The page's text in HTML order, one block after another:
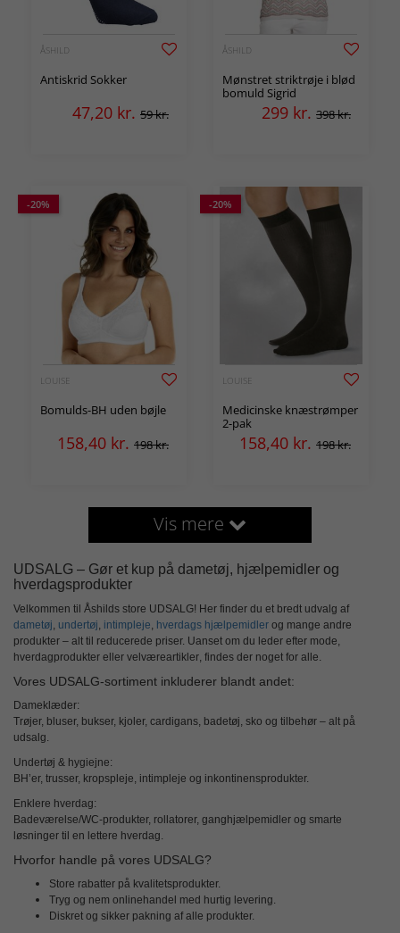
ÅSHILD
Antiskrid Sokker
47,20 kr. 59 kr.
ÅSHILD
Mønstret striktrøje i blød
bomuld Sigrid
299 kr. 398 kr.
-20%
LOUISE
Bomulds-BH uden bøjle
158,40 kr. 198 kr.
-20%
LOUISE
Medicinske knæstrømper
2-pak
158,40 kr. 198 kr.
Vis mere
UDSALG – Gør et kup på dametøj, hjælpemidler og
hverdagsprodukter
Velkommen til Åshilds store UDSALG! Her finder du et bredt udvalg af
dametøj, undertøj, intimpleje, hverdags hjælpemidler og mange andre
produkter – alt til reducerede priser. Uanset om du leder efter mode,
hverdagprodukter eller velværeartikler, findes der noget for alle.
Vores UDSALG-sortiment inkluderer blandt andet:
Dameklæder:
Trøjer, bluser, bukser, kjoler, cardigans, badetøj, sko og tilbehør – alt på
udsalg.
Undertøj & hygiejne:
BH’er, trusser, kropspleje, intimpleje og inkontinensprodukter.
Enklere hverdag:
Badeværelse/WC-produkter, rollatorer, ganghjælpemidler og smarte
løsninger til en lettere hverdag.
Hvorfor handle på vores UDSALG?
Store rabatter på kvalitetsprodukter.
Tryg og nem onlinehandel med hurtig levering.
Diskret og sikker pakning af alle produkter.